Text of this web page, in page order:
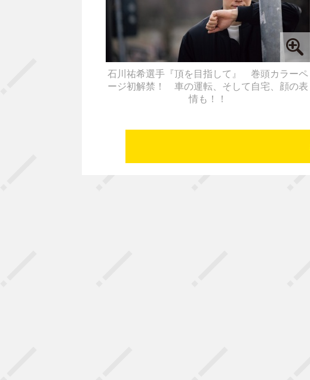
石川祐希選手『頂を目指して』 巻頭カラーペ
ージ初解禁！ 車の運転、そして自宅、顔の表
情も！！